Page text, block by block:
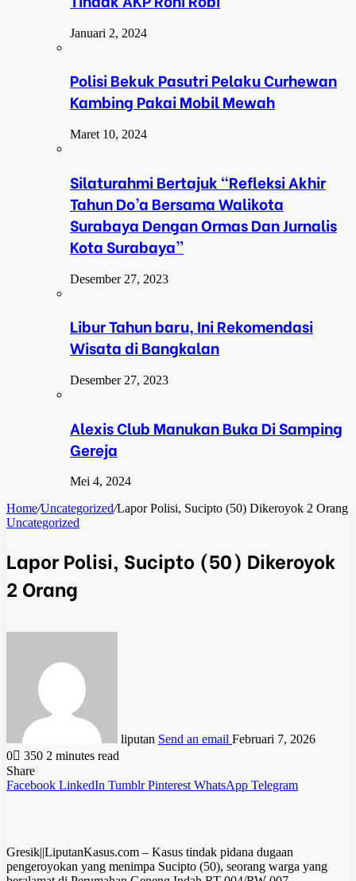
Januari 2, 2024
Polisi Bekuk Pasutri Pelaku Curhewan
Kambing Pakai Mobil Mewah
Maret 10, 2024
Silaturahmi Bertajuk “Refleksi Akhir
Tahun Do’a Bersama Walikota
Surabaya Dengan Ormas Dan Jurnalis
Kota Surabaya”
Desember 27, 2023
Libur Tahun baru, Ini Rekomendasi
Wisata di Bangkalan
Desember 27, 2023
Alexis Club Manukan Buka Di Samping
Gereja
Mei 4, 2024
Home/Uncategorized/Lapor Polisi, Sucipto (50) Dikeroyok 2 Orang
Uncategorized
Lapor Polisi, Sucipto (50) Dikeroyok
2 Orang
liputan Send an email Februari 7, 2026
0
350 2 minutes read
Share
Facebook LinkedIn Tumblr Pinterest WhatsApp Telegram
Gresik||LiputanKasus.com – Kasus tindak pidana dugaan
pengeroyokan yang menimpa Sucipto (50), seorang warga yang